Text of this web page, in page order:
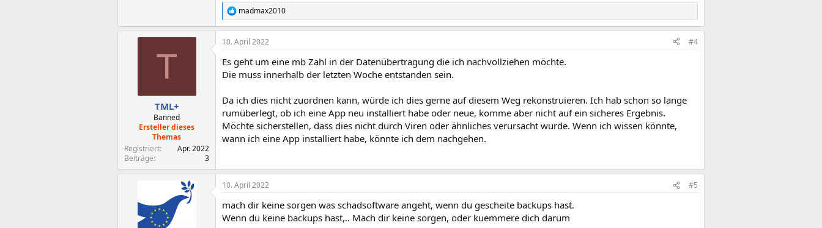
R
e
a
k
i
o
n
:
madmax2010
T
TML+
Banned
Ersteller dieses
Themas
Registriert
Apr. 2022
Beiträge
3
10. April 2022 #4
Es geht um eine mb Zahl in der Datenübertragung die ich nachvollziehen möchte.
Die muss innerhalb der letzten Woche entstanden sein.
Da ich dies nicht zuordnen kann, würde ich dies gerne auf diesem Weg rekonstruieren. Ich hab schon so lange
rumüberlegt, ob ich eine App neu installiert habe oder neue, komme aber nicht auf ein sicheres Ergebnis.
Möchte sicherstellen, dass dies nicht durch Viren oder ähnliches verursacht wurde. Wenn ich wissen könnte,
wann ich eine App installiert habe, könnte ich dem nachgehen.
10. April 2022 #5
mach dir keine sorgen was schadsoftware angeht, wenn du gescheite backups hast.
Wenn du keine backups hast,.. Mach dir keine sorgen, oder kuemmere dich darum